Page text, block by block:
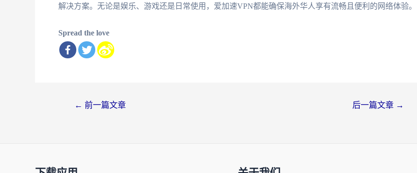
解决方案。无论是娱乐、游戏还是日常使用，爱加速VPN都能确保海外华人享有流畅且便利的网络体验。
Spread the love
← 前一篇文章 后一篇文章 →